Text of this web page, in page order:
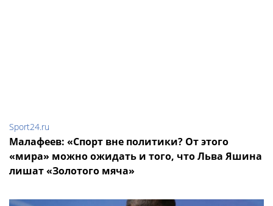
Sport24.ru
Малафеев: «Спорт вне политики? От этого
«мира» можно ожидать и того, что Льва Яшина
лишат «Золотого мяча»